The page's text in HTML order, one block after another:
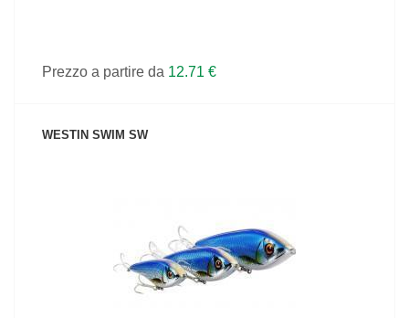
Prezzo a partire da 12.71 €
WESTIN SWIM SW
VEDI IL PRODOTTO